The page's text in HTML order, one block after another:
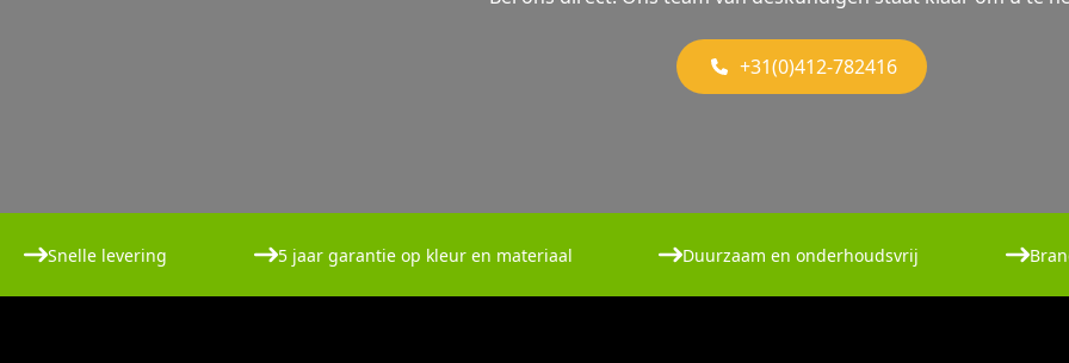
+31(0)412-782416
Snelle levering 5 jaar garantie op kleur en materiaal Duurzaam en onderhoudsvrij